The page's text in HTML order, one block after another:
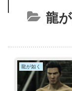
龍
龍が如く